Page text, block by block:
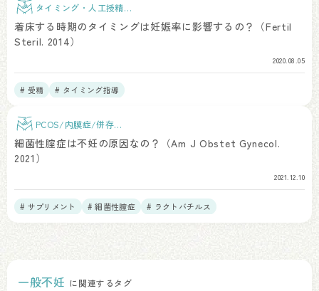
タイミング・人工授精治
療
着床する時期のタイミングは妊娠率に影響するの？（Fertil
Steril. 2014）
2020.08.05
# 受精 # タイミング指導
PCOS/内膜症/併存疾
患
細菌性腟症は不妊の原因なの？（Am J Obstet Gynecol.
2021）
2021.12.10
# サプリメント # 細菌性膣症 # ラクトバチルス
一般不妊 に関連するタグ